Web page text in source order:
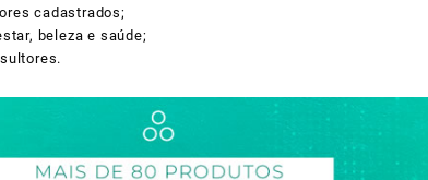
cadastrados;
beleza e saúde;